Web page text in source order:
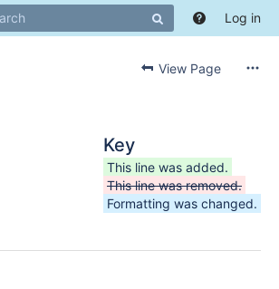
Log in
View Page
Key
This line was added.
This line was removed.
Formatting was changed.